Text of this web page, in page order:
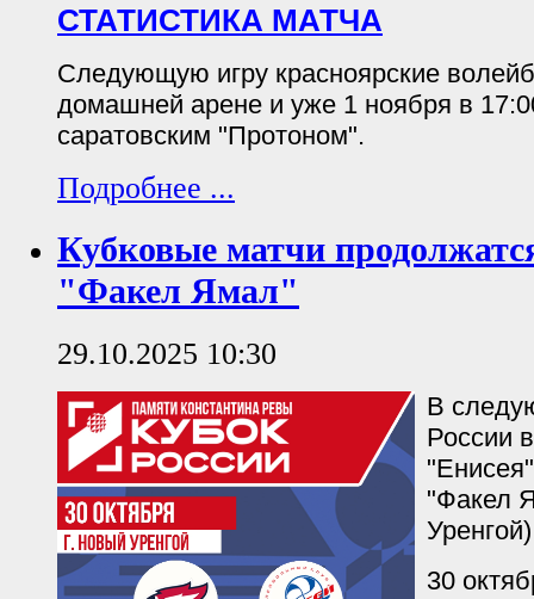
СТАТИСТИКА МАТЧА
Следующую игру красноярские
домашней арене и уже 1 ноября в
саратовским "Протоном".
Подробнее ...
Кубковые матчи
"Факел Ямал"
29.10.2025 10:30
В
России
"Факел
30